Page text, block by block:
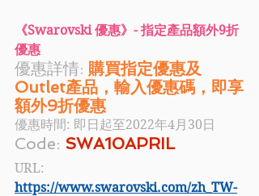
《Swarovski 優惠》- 指定產品額外9折
優惠
優惠詳情: 購買指定優惠及
Outlet產品，輸入優惠碼，即享
額外9折優惠
優惠時間: 即日起至2022年4月30日
Code: SWA10APRIL
URL:
https://www.swarovski.com/zh_TW-